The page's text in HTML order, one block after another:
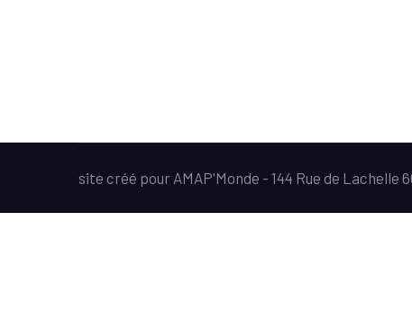
site créé pour AMAP'Monde - 144 Rue de